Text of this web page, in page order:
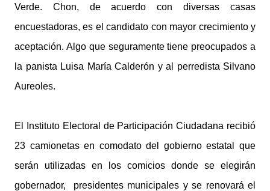
Verde. Chon, de acuerdo con diversas casas
encuestadoras, es el candidato con mayor crecimiento y
aceptación. Algo que seguramente tiene preocupados a
la panista Luisa María Calderón y al perredista Silvano
Aureoles.
El Instituto Electoral de Participación Ciudadana recibió
23 camionetas en comodato del gobierno estatal que
serán utilizadas en los comicios donde se elegirán
gobernador, presidentes municipales y se renovará el